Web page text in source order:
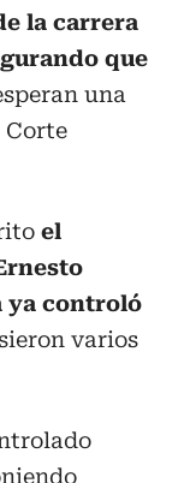
la carrera
que
una
Corte
el
ya controló
varios